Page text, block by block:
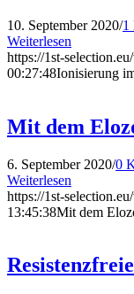
10. September 2020/1
Weiterlesen
https://1st-
00:27:48Ionisierung
Mit dem
6. September 2020/0
Weiterlesen
https://1st-
13:45:38Mit dem